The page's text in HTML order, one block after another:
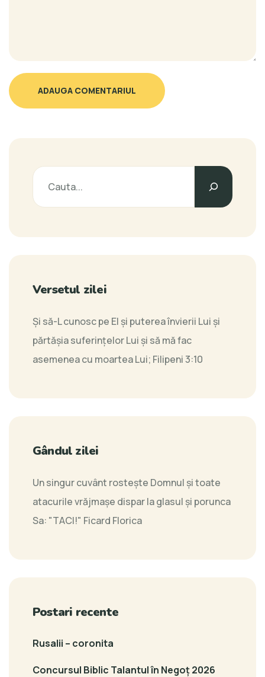
ADAUGA COMENTARIUL
Versetul zilei
Şi să-L cunosc pe El şi puterea învierii Lui şi
părtăşia suferinţelor Lui şi să mă fac
asemenea cu moartea Lui; Filipeni 3:10
Gândul zilei
Un singur cuvânt rosteşte Domnul şi toate
atacurile vrăjmaşe dispar la glasul şi porunca
Sa: "TACI!" Ficard Florica
Postari recente
Rusalii – coronita
Concursul Biblic Talantul în Negoț 2026